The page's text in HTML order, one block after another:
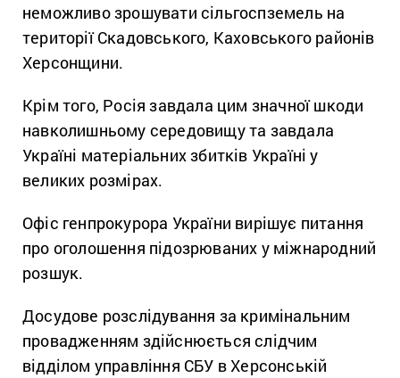
неможливо зрошувати сільгоспземель на
території Скадовського, Каховського районів
Херсонщини.
Крім того, Росія завдала цим значної шкоди
навколишньому середовищу та завдала
Україні матеріальних збитків Україні у
великих розмірах.
Офіс генпрокурора України вирішує питання
про оголошення підозрюваних у міжнародний
розшук.
Досудове розслідування за кримінальним
провадженням здійснюється слідчим
відділом управління СБУ в Херсонській